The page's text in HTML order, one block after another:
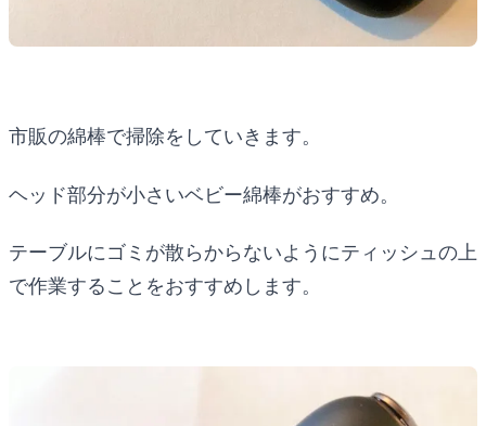
市販の綿棒で掃除をしていきます。
ヘッド部分が小さいベビー綿棒がおすすめ。
テーブルにゴミが散らからないようにティッシュの上
で作業することをおすすめします。